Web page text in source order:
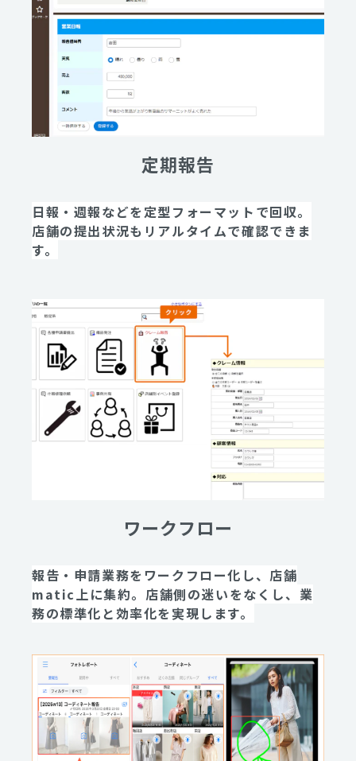
定期報告
日報・週報などを定型フォーマットで回収。
店舗の提出状況もリアルタイムで確認できま
す。
ワークフロー
報告・申請業務をワークフロー化し、店舗
matic上に集約。店舗側の迷いをなくし、業
務の標準化と効率化を実現します。